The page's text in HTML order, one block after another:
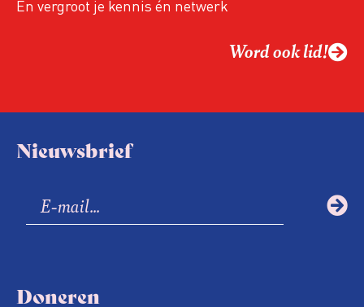
En vergroot je kennis én netwerk
Word ook lid!
Nieuwsbrief
Doneren